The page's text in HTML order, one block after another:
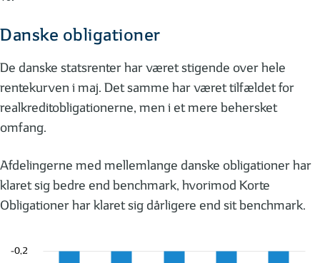
Danske obligationer
De danske statsrenter har været stigende over hele
rentekurven i maj. Det samme har været tilfældet for
realkreditobligationerne, men i et mere behersket
omfang.
Afdelingerne med mellemlange danske obligationer har
klaret sig bedre end benchmark, hvorimod Korte
Obligationer har klaret sig dårligere end sit benchmark.
-0,2